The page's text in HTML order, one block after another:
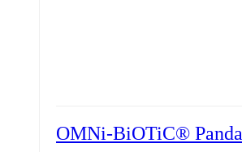
OMNi-BiOTiC® Panda